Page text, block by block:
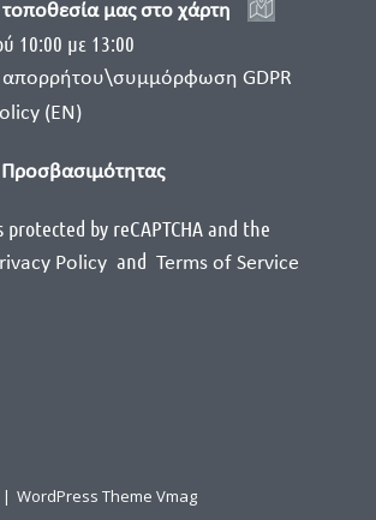
τοποθεσία μας στο χάρτη
10:00 με 13:00
απορρήτου\συμμόρφωση GDPR
(EN)
protected by reCAPTCHA and the
Policy and Terms of Service
| WordPress Theme Vmag